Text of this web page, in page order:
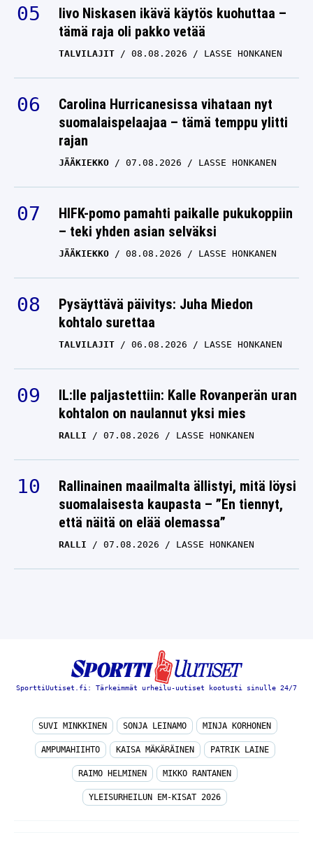
Iivo Niskasen ikävä käytös kuohuttaa –
tämä raja oli pakko vetää
TALVILAJIT 08.08.2026 LASSE HONKANEN
Carolina Hurricanesissa vihataan nyt
suomalaispelaajaa – tämä temppu ylitti
rajan
JÄÄKIEKKO 07.08.2026 LASSE HONKANEN
HIFK-pomo pamahti paikalle pukukoppiin
– teki yhden asian selväksi
JÄÄKIEKKO 08.08.2026 LASSE HONKANEN
Pysäyttävä päivitys: Juha Miedon
kohtalo surettaa
TALVILAJIT 06.08.2026 LASSE HONKANEN
IL:lle paljastettiin: Kalle Rovanperän uran
kohtalon on naulannut yksi mies
RALLI 07.08.2026 LASSE HONKANEN
Rallinainen maailmalta ällistyi, mitä löysi
suomalaisesta kaupasta – ”En tiennyt,
että näitä on elää olemassa”
RALLI 07.08.2026 LASSE HONKANEN
SporttiUutiset.fi: Tärkeimmät urheilu-uutiset kootusti sinulle 24/7
SUVI MINKKINEN SONJA LEINAMO MINJA KORHONEN
AMPUMAHIIHTO KAISA MÄKÄRÄINEN PATRIK LAINE
RAIMO HELMINEN MIKKO RANTANEN
YLEISURHEILUN EM-KISAT 2026